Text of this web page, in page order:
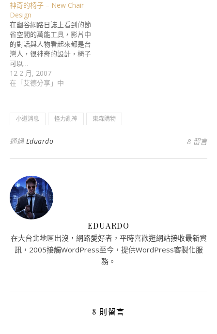
神奇的椅子 – New Chair
Design
在幽谷網路日誌上看到的節
省空間的萬能工具，影片中
的對話與人物看起來都是台
灣人，很神奇的設計，椅子
可以…
12 2 月, 2007
在「艾德分享」中
小道消息 怪力亂神 東森購物
通過 Eduardo 8 留言
EDUARDO
在大台北地區出沒，網路愛好者，平時喜歡逛網站接收最新資
訊，2005接觸WordPress至今，提供WordPress客製化服
務。
8 則留言